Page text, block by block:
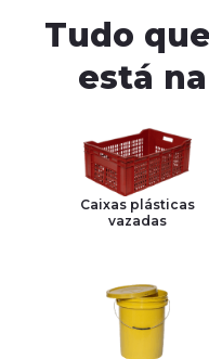
Tudo
está
Caixas plásticas
vazadas